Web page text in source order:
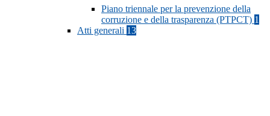
Piano triennale per la prevenzione della
corruzione e della trasparenza (PTPCT) 1
Atti generali 13